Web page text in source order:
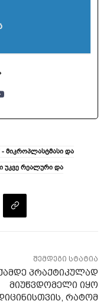
მიკროპლასტმასი და
უკვე რეალური და
შემდეგი სტატია
პრაქტიკულად
მიუწვდომელი იყო
რატომ